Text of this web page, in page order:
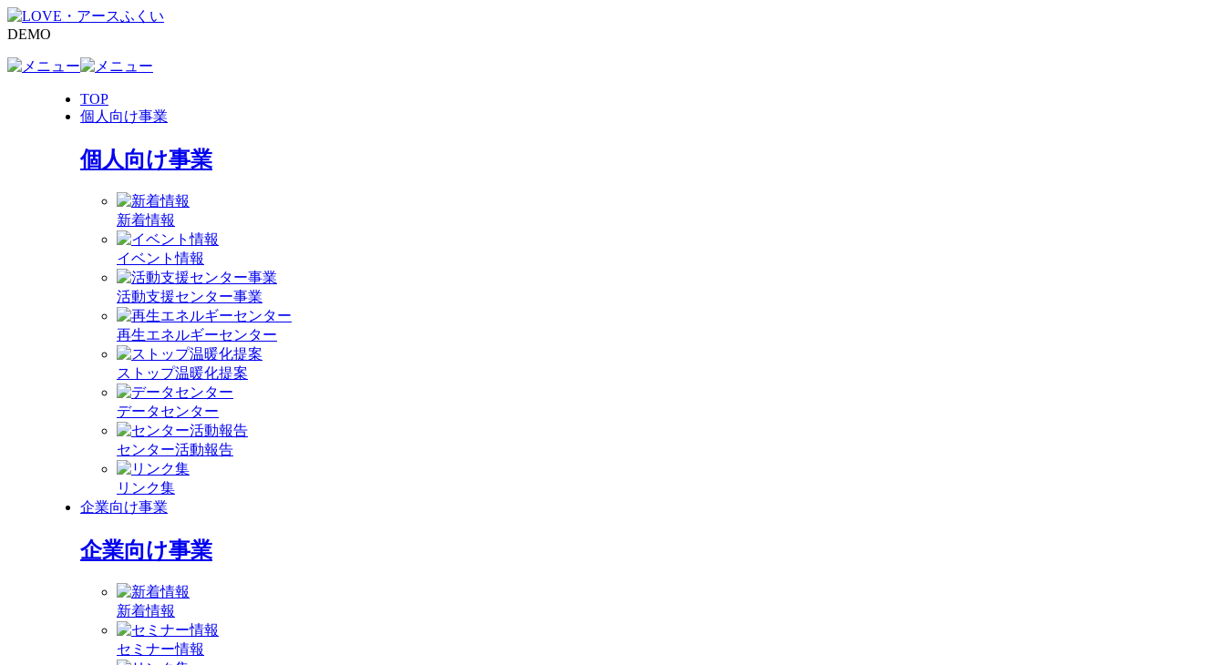
DEMO
TOP
個人向け事業
個人向け事業
新着情報
イベント情報
活動支援センター事業
再生エネルギーセンター
ストップ温暖化提案
データセンター
センター活動報告
リンク集
企業向け事業
企業向け事業
新着情報
セミナー情報